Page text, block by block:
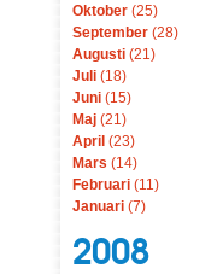
Oktober (25)
September (28)
Augusti (21)
Juli (18)
Juni (15)
Maj (21)
April (23)
Mars (14)
Februari (11)
Januari (7)
2008